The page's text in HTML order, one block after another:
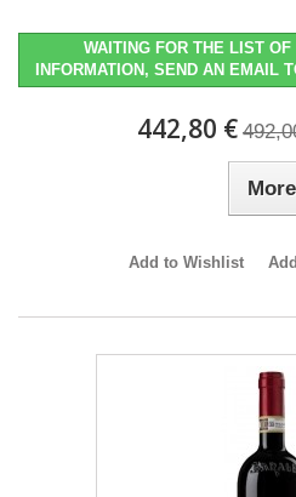
WAITING FOR THE LIST
INFORMATION, SEND AN
442,80 €
More
Add to Wishlist